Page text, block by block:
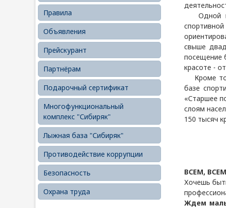
Правила
Объявления
Прейскурант
Партнёрам
Подарочный сертификат
Многофункциональный
комплекс "Сибиряк"
Лыжная база "Сибиряк"
Противодействие коррупции
Безопасность
Охрана труда
Одной
свыше
посещение
красоте -
Кроме
базе
«Старшее
слоям
150 тысяч
ВСЕМ,
Хочешь
Ждем